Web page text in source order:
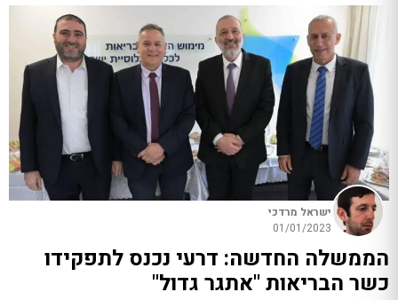
ישראל מרדכי
01/01/2023
הממשלה החדשה: דרעי נכנס לתפקידו
כשר הבריאות "אתגר גדול"